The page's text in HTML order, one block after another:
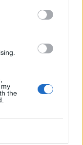
the
του ΠΑΟΚ»
είναι ένας
λόγο του»
αλλαγή